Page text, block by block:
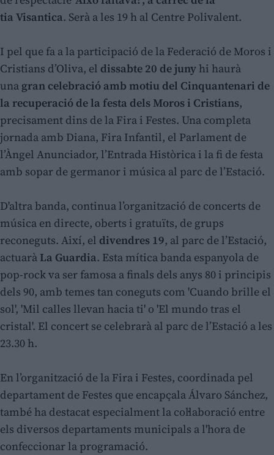
tia Visantica. Serà a les 19 h al Centre Polivalent.
I pel que fa a la participació de la Federació de Moros i
Cristians d’Oliva, el dissabte 20 de juny hi haurà
una gran celebració amb motiu del Cinquantenari de
la recuperació de la festa dels Moros i Cristians,
precisament dins de la Fira i Festes. Una completa
jornada amb Diana, Fira Infantil, el Parlament de
l’Àngel Anunciador, l’Entrada Històrica i la fi de festa
amb sopar de germanor i música al parc de l’Estació.
D'altra banda, continua l’organització de concerts de
música en directe, oberts i gratuïts, de grups
reconeguts. Així, el divendres 19, al parc de l’Estació,
actuarà La Guardia. Esta mítica banda espanyola de
pop-rock va ser famosa a finals dels anys 80 i principis
dels 90, amb temes tan coneguts com 'Cuando brille el
sol', 'Mil calles llevan hacia ti' o 'El mundo tras el
cristal'. El concert se celebrarà al parc de l’Estació a les
23.30 h.
En l’organització de la Fira i Festes, coordinada pel
departament de Festes que encapçala Álvaro Sánchez,
també ha destacat especialment la col·laboració entre
els diversos departaments municipals a l'hora de
confeccionar la programació.